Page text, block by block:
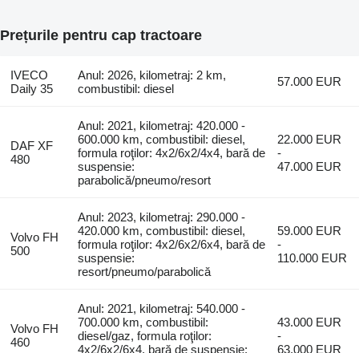
Prețurile pentru cap tractoare
IVECO
Daily 35
Anul: 2026, kilometraj: 2 km,
combustibil: diesel
57.000 EUR
DAF XF
480
Anul: 2021, kilometraj: 420.000 -
600.000 km, combustibil: diesel,
formula roţilor: 4x2/6x2/4x4, bară de
suspensie:
parabolică/pneumo/resort
22.000 EUR
-
47.000 EUR
Volvo FH
500
Anul: 2023, kilometraj: 290.000 -
420.000 km, combustibil: diesel,
formula roţilor: 4x2/6x2/6x4, bară de
suspensie:
resort/pneumo/parabolică
59.000 EUR
-
110.000 EUR
Volvo FH
460
Anul: 2021, kilometraj: 540.000 -
700.000 km, combustibil:
diesel/gaz, formula roţilor:
4x2/6x2/6x4, bară de suspensie:
43.000 EUR
-
63.000 EUR